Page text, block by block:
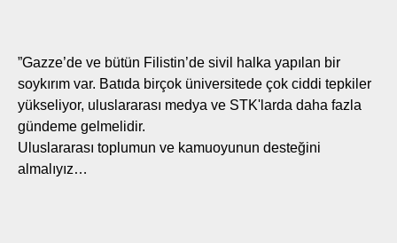
”Gazze’de ve bütün Filistin’de sivil halka yapılan bir
soykırım var. Batıda birçok üniversitede çok ciddi tepkiler
yükseliyor, uluslararası medya ve STK'larda daha fazla
gündeme gelmelidir.
Uluslararası toplumun ve kamuoyunun desteğini
almalıyız…